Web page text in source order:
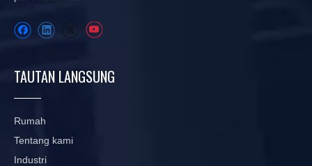
TAUTAN LANGSUNG
Rumah
Tentang kami
Industri